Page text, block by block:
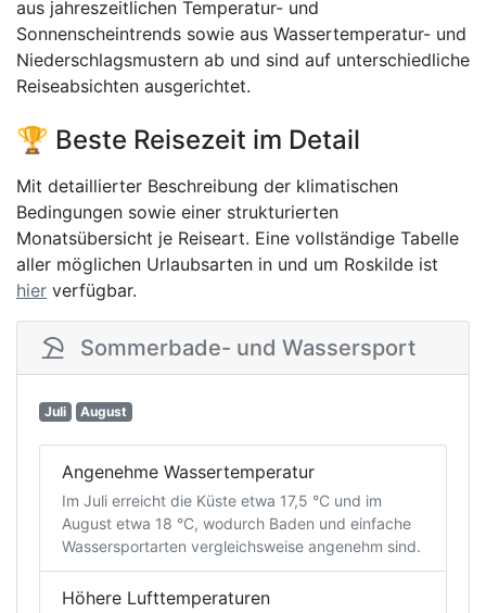
aus jahreszeitlichen Temperatur- und
Sonnenscheintrends sowie aus Wassertemperatur- und
Niederschlagsmustern ab und sind auf unterschiedliche
Reiseabsichten ausgerichtet.
🏆 Beste Reisezeit im Detail
Mit detaillierter Beschreibung der klimatischen
Bedingungen sowie einer strukturierten
Monatsübersicht je Reiseart. Eine vollständige Tabelle
aller möglichen Urlaubsarten in und um Roskilde ist
hier verfügbar.
Sommerbade- und Wassersport
Juli August
Angenehme Wassertemperatur
Im Juli erreicht die Küste etwa 17,5 °C und im
August etwa 18 °C, wodurch Baden und einfache
Wassersportarten vergleichsweise angenehm sind.
Höhere Lufttemperaturen